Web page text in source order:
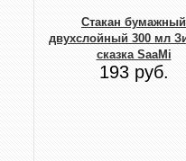
Стакан бумажный
двухслойный 300 мл
сказка SaaMi
193 руб.